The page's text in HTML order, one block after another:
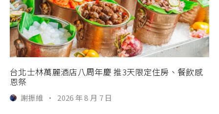
台北士林萬麗酒店八周年慶 推3天限定住房、餐飲感
恩祭
謝振維 · 2026 年 8 月 7 日